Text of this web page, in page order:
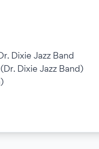
Dixie Jazz Band
Dixie Jazz Band)